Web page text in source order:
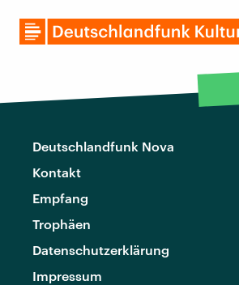
Deutschlandfunk Nova
Kontakt
Empfang
Trophäen
Datenschutzerklärung
Impressum